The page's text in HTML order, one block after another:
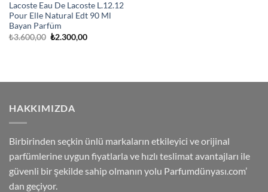
Lacoste Eau De Lacoste L.12.12
Pour Elle Natural Edt 90 Ml
Bayan Parfüm
₺3.600,00 Orijinal
₺2.300,00Şu
HAKKIMIZDA
Birbirinden seçkin ünlü markaların etkileyici ve orijinal
parfümlerine uygun fiyatlarla ve hızlı teslimat avantajları ile
güvenli bir şekilde sahip olmanın yolu Parfumdünyası.com’
dan geçiyor.